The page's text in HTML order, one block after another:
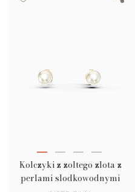
Kolczyki z zoltego zlota z
perlami slodkowodnymi